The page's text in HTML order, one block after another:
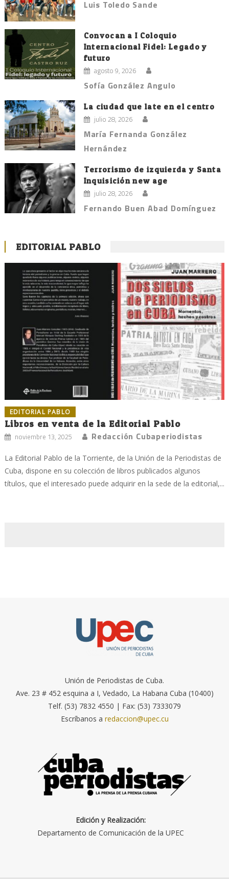
Luis Toledo Sande
Convocan a I Coloquio
Internacional Fidel: Legado y
futuro
agosto 9, 2026
Sofía González Angulo
La ciudad que late en el centro
julio 28, 2026
María Fernanda González
Hernández
Terrorismo de izquierda y Santa
Inquisición new age
julio 28, 2026
Fernando Buen Abad Domínguez
EDITORIAL PABLO
EDITORIAL PABLO
Libros en venta de la Editorial Pablo
noviembre 13, 2025 Redacción Cubaperiodistas
La Editorial Pablo de la Torriente, de la Unión de la Periodistas de
Cuba, dispone en su colección de libros publicados algunos
títulos, que el interesado puede adquirir en la sede de la editorial,...
Unión de Periodistas de Cuba.
Ave. 23 # 452 esquina a I, Vedado, La Habana Cuba (10400)
Telf. (53) 7832 4550 | Fax: (53) 7333079
Escríbanos a redaccion@upec.cu
Edición y Realización:
Departamento de Comunicación de la UPEC